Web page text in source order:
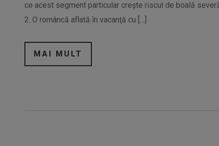
ce acest segment particular crește riscul de boală
2. O româncă aflată în vacanţă cu […]
MAI MULT